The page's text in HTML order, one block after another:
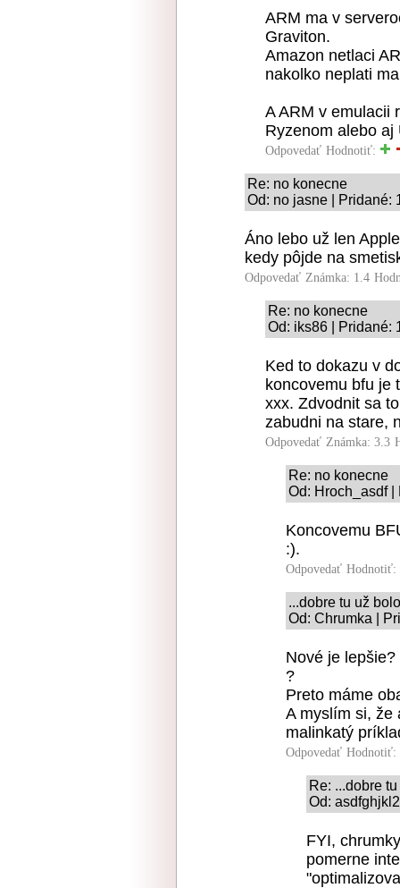
ARM ma v
Graviton.
Amazon netlaci
nakolko neplati
A ARM v emulacii
Ryzenom alebo aj
Odpovedať Hodnotiť:
Re: no konecne
Od: no jasne | Pridané:
Áno lebo už len
kedy pôjde na
Odpovedať Známka: 1.4
Re: no konecne
Od: iks86 | Pridané:
Ked to dokazu v
koncovemu bfu je
xxx. Zdvodnit sa
zabudni na stare,
Odpovedať Známka: 3.3
Re: no konecne
Od: Hroch_asdf |
Koncovemu
:).
Odpovedať Hodnotiť:
...dobre tu už
Od: Chrumka |
Nové je lepšie?
?
Preto máme
A myslím si, že
malinkatý
Odpovedať Hodnotiť:
Re: ...dobre
Od:
FYI,
pomerne